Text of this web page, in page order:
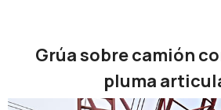
Grúa sobre camión
pluma